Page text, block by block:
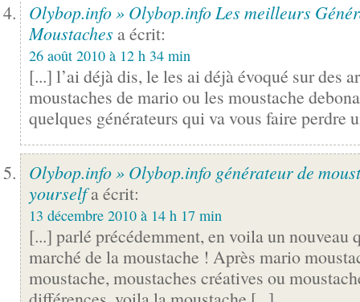
Olybop.info » Olybop.info Les meilleurs
Moustaches a écrit:
26 août 2010 à 12 h 34 min
[...] l’ai déjà dis, le les ai déjà évoqué sur des
moustaches de mario ou les moustache
quelques générateurs qui va vous faire perdre
Olybop.info » Olybop.info générateur de
yourselfa écrit:
13 décembre 2010 à 14 h 17 min
[...] parlé précédemment, en voila un nouveau
marché de la moustache ! Après mario
moustache, moustaches créatives ou